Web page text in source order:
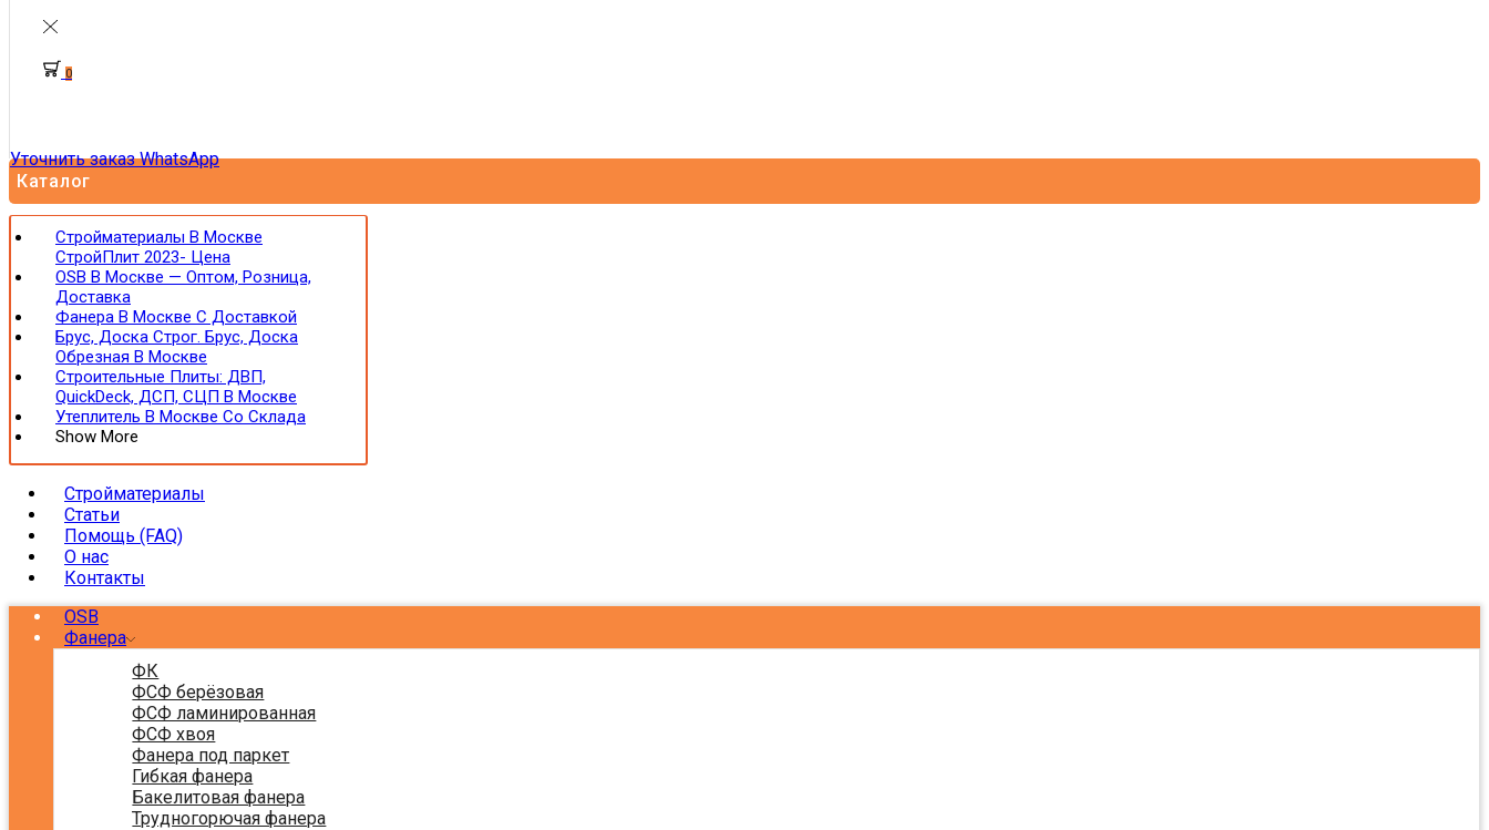
0
Уточнить заказ WhatsApp
Каталог
Стройматериалы В Москве
СтройПлит 2023- Цена
OSB В Москве — Оптом, Розница,
Доставка
Фанера В Москве С Доставкой
Брус, Доска Строг. Брус, Доска
Обрезная В Москве
Строительные Плиты: ДВП,
QuickDeck, ДСП, СЦП В Москве
Утеплитель В Москве Со Склада
Show More
Стройматериалы
Статьи
Помощь (FAQ)
О нас
Контакты
OSB
Фанера
ФК
ФСФ берёзовая
ФСФ ламинированная
ФСФ хвоя
Фанера под паркет
Гибкая фанера
Бакелитовая фанера
Трудногорючая фанера